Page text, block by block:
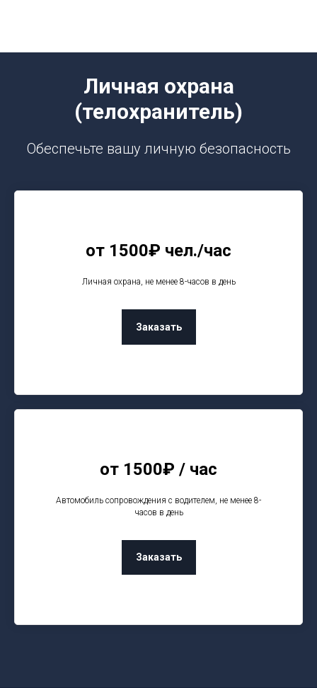
Личная охрана
(телохранитель)
Обеспечьте вашу личную безопасность
от 1500₽ чел./час
Личная охрана, не менее 8-часов в день
Заказать
от 1500₽ / час
Автомобиль сопровождения с водителем, не менее 8-
часов в день
Заказать